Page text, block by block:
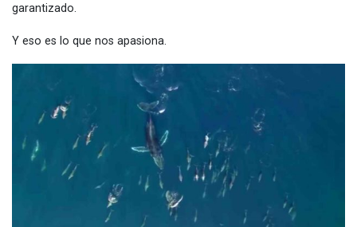
garantizado.
Y eso es lo que nos apasiona.